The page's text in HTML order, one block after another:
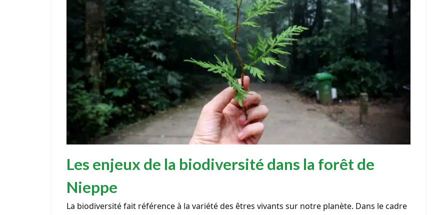
Les enjeux de la biodiversité dans la forêt de
Nieppe
La biodiversité fait référence à la variété des êtres vivants sur notre planète. Dans le cadre